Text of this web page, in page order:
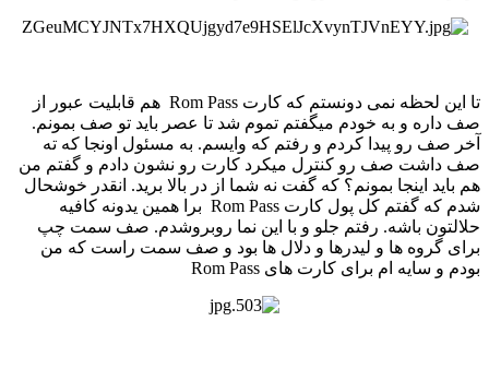
تا این لحظه نمی دونستم که کارت Rom Pass هم قابلیت عبور از
صف داره و به خودم میگفتم تموم شد تا عصر باید تو صف بمونم.
آخر صف رو پیدا کردم و رفتم که وایسم. به مسئول اونجا که ته
صف داشت صف رو کنترل میکرد کارت رو نشون دادم و گفتم من
هم باید اینجا بمونم؟ که گفت نه شما از در بالا برید. انقدر خوشحال
شدم که گفتم کل پول کارت Rom Pass برا همین یدونه کافیه
حلالتون باشه. رفتم جلو و با این نما روبروشدم. صف سمت چپ
برای گروه ها و لیدرها و دلال ها بود و صف سمت راست که من
بودم و سایه ام برای کارت های Rom Pass